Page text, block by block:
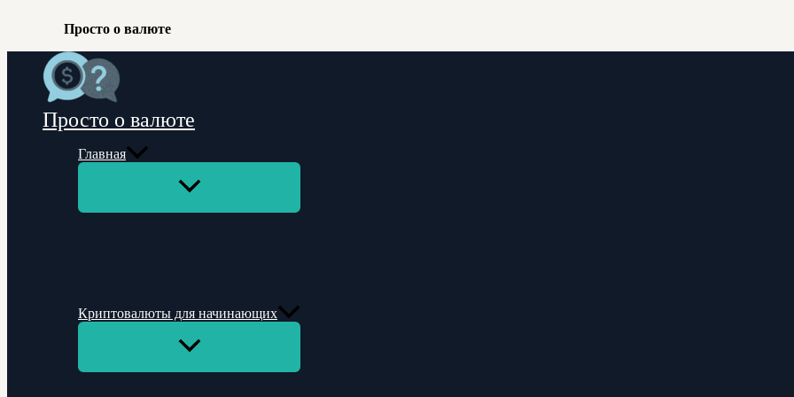
Просто о валюте
Перейти
содержимому
Просто о валюте
Главная
Переключатель
Криптовалюты для начинающих
Переключатель